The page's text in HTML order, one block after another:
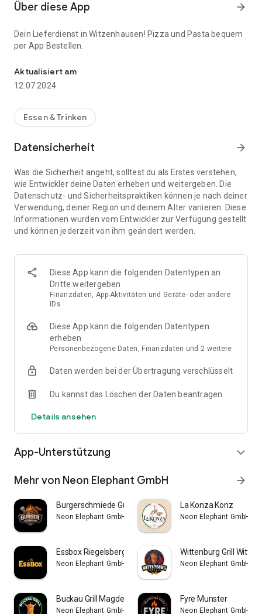
Über diese App arrow_forward
Dein Lieferdienst in Witzenhausen! Pizza und Pasta bequem
per App Bestellen.
Aktualisiert am
12.07.2024
Essen & Trinken
Datensicherheit arrow_forward
Was die Sicherheit angeht, solltest du als Erstes verstehen,
wie Entwickler deine Daten erheben und weitergeben. Die
Datenschutz- und Sicherheitspraktiken können je nach deiner
Verwendung, deiner Region und deinem Alter variieren. Diese
Informationen wurden vom Entwickler zur Verfügung gestellt
und können jederzeit von ihm geändert werden.
Diese App kann die folgenden Datentypen an
Dritte weitergeben
Finanzdaten, App-Aktivitäten und Geräte- oder andere
IDs
Diese App kann die folgenden Datentypen
erheben
Personenbezogene Daten, Finanzdaten und 2 weitere
Daten werden bei der Übertragung verschlüsselt
Du kannst das Löschen der Daten beantragen
Details ansehen
App-Unterstützung expand_more
Mehr von Neon Elephant GmbH arrow_forward
Burgerschmiede Gütersloh
Neon Elephant GmbH
La Konza Konz
Neon Elephant GmbH
Essbox Riegelsberg
Neon Elephant GmbH
Wittenburg Grill
Neon Elephant GmbH
Buckau Grill Magdeburg-Buckau
Neon Elephant GmbH
Fyre Munster
Neon Elephant GmbH